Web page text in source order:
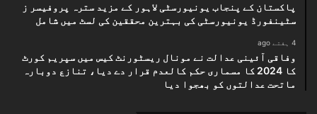
پاکستان کے پنجاب یونیورسٹی لاہور کے مزید سترہ پروفیسر ز
سٹینفورڈ یونیورسٹی کی بہترین محققین کی لسٹ میں شامل
4 ہفتے ago
وفاقی آئینی عدالت نے مونال ریسٹورنٹ کیس میں سپریم کورٹ
کا 2024 کا مسماری حکم کالعدم قرار دے دیا، تنازع دوبارہ
ماتحت عدالتوں کو بھجوا دیا